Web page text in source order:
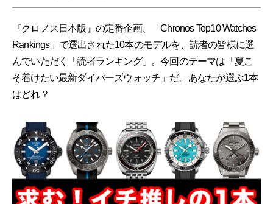
『クロノス日本版』の定番企画、「Chronos Top10 Watches
Rankings」で選出された10本のモデルを、読者の皆様に選
んでいただく「読者ランキング」。今回のテーマは「夏こ
そ着けたい最新ダイバーズウォッチ」だ。あなたが選ぶ1本
はどれ？